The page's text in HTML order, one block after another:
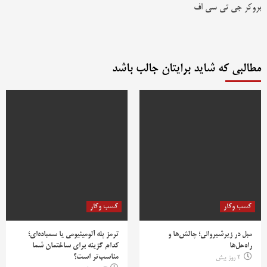
بروکر جی تی سی اف
مطالبی که شاید برایتان جالب باشد
کسب وکار
مبل در زیرشیروانی؛ چالش‌ها و
راه‌حل‌ها
2 روز پیش
کسب وکار
ترمز پله آلومینیومی یا سمباده‌ای؛
کدام گزینه برای ساختمان شما
مناسب‌تر است؟